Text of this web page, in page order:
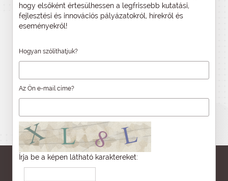
hogy elsőként értesülhessen a legfrissebb kutatási,
fejlesztési és innovációs pályázatokról, hírekről és
eseményekről!
Hogyan szólíthatjuk?
Az Ön e-mail címe?
Írja be a képen látható karaktereket: